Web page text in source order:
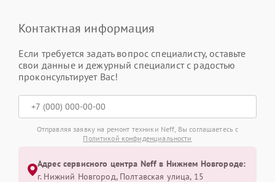
Контактная информация
Если требуется задать вопрос специалисту, оставьте
свои данные и дежурный специалист с радостью
проконсультирует Вас!
Отправляя заявку на ремонт техники Neff, Вы соглашаетесь с
Политикой конфиденциальности
Адрес сервисного центра Neff в Нижнем Новгороде:
г. Нижний Новгород, Полтавская улица, 15